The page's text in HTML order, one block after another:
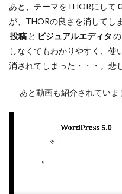
あと、テーマをTHORにして
が、THORの良さを消してし
投稿 と ビジュアルエディタ
しなくてもわかりやすく、使
消されてしまった・・・。悲
あと動画も紹介されていま